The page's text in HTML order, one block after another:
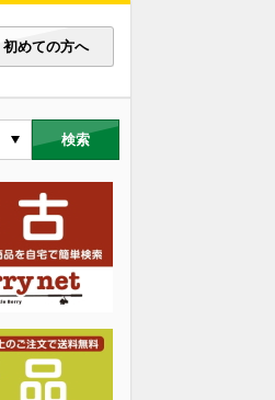
初めての方へ
検索